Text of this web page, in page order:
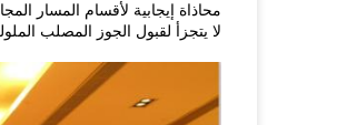
محاذاة إيجابية لأقسام المسار
لا يتجزأ لقبول الجوز المصلب